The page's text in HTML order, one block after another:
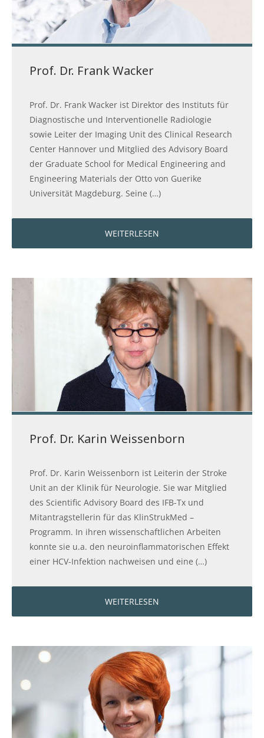
Prof. Dr. Frank Wacker
Prof. Dr. Frank Wacker ist Direktor des Instituts für
Diagnostische und Interventionelle Radiologie
sowie Leiter der Imaging Unit des Clinical Research
Center Hannover und Mitglied des Advisory Board
der Graduate School for Medical Engineering and
Engineering Materials der Otto von Guerike
Universität Magdeburg. Seine (…)
WEITERLESEN
Prof. Dr. Karin Weissenborn
Prof. Dr. Karin Weissenborn ist Leiterin der Stroke
Unit an der Klinik für Neurologie. Sie war Mitglied
des Scientific Advisory Board des IFB-Tx und
Mitantragstellerin für das KlinStrukMed –
Programm. In ihren wissenschaftlichen Arbeiten
konnte sie u.a. den neuroinflammatorischen Effekt
einer HCV-Infektion nachweisen und eine (…)
WEITERLESEN